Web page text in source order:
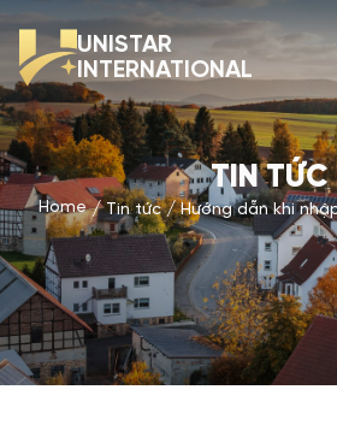
UNISTAR
INTERNATIONAL
TIN TỨC
Home Tin tức Hướng dẫn khi